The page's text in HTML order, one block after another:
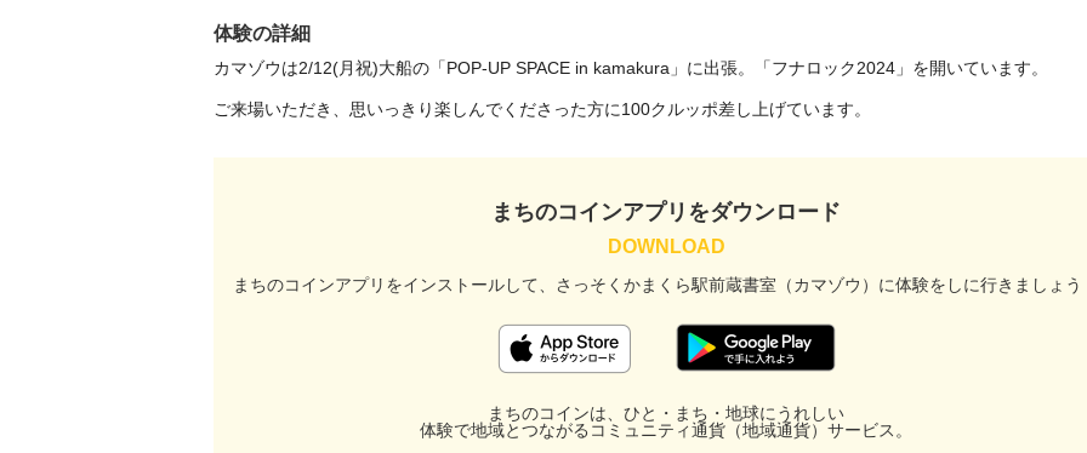
体験の詳細
カマゾウは2/12(月祝)大船の「POP-UP SPACE in kamakura」に出張。「フナロック2024」を開いています。
ご来場いただき、思いっきり楽しんでくださった方に100クルッポ差し上げています。
まちのコインアプリをダウンロード
まちのコインアプリをインストールして、 さっそくかまくら駅前蔵書室（カマゾウ）に体験をしに行きましょう
まちのコインは、ひと・まち・地球にうれしい
体験で地域とつながるコミュニティ通貨（地域通貨）サービス。